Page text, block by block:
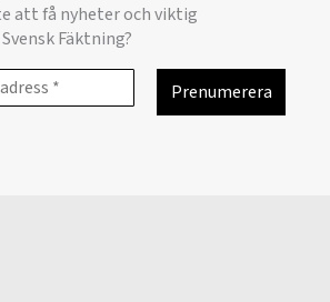
att få nyheter och viktig
Fäktning?